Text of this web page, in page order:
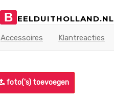
B EELDUITHOLLAND.NL
Accessoires Klantreacties
foto('s) toevoegen